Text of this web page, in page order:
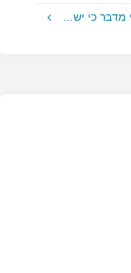
מדבר כי יש…